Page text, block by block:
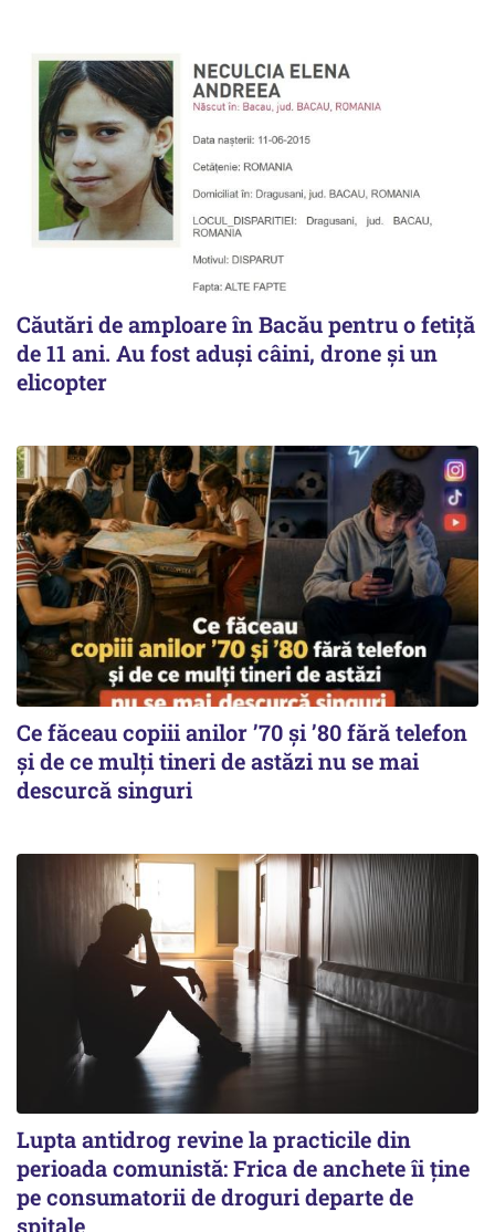
Căutări de amploare în Bacău pentru o fetiță
de 11 ani. Au fost aduși câini, drone și un
elicopter
Ce făceau copiii anilor ’70 și ’80 fără telefon
și de ce mulți tineri de astăzi nu se mai
descurcă singuri
Lupta antidrog revine la practicile din
perioada comunistă: Frica de anchete îi ține
pe consumatorii de droguri departe de
spitale